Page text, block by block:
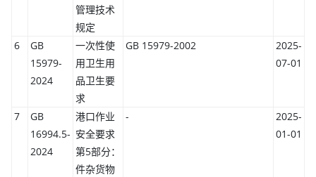
管理技术
规定
6
GB
15979-
2024
一次性使
用卫生用
品卫生要
求
GB 15979-2002
2025-
07-01
7
GB
16994.5-
2024
港口作业
安全要求
第5部分：
件杂货物
-
2025-
01-01